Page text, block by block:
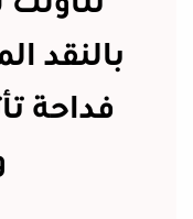
بالنقد
فداحة